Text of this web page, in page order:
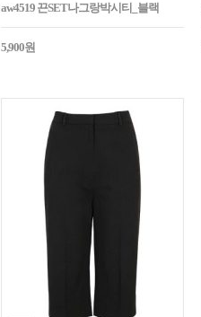
aw4519 끈SET나그랑박시티_블랙
5,900원